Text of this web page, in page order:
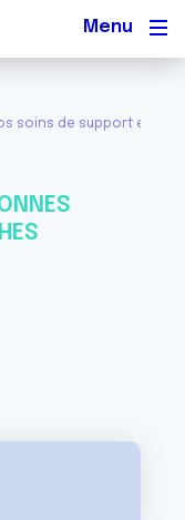
soins de support et